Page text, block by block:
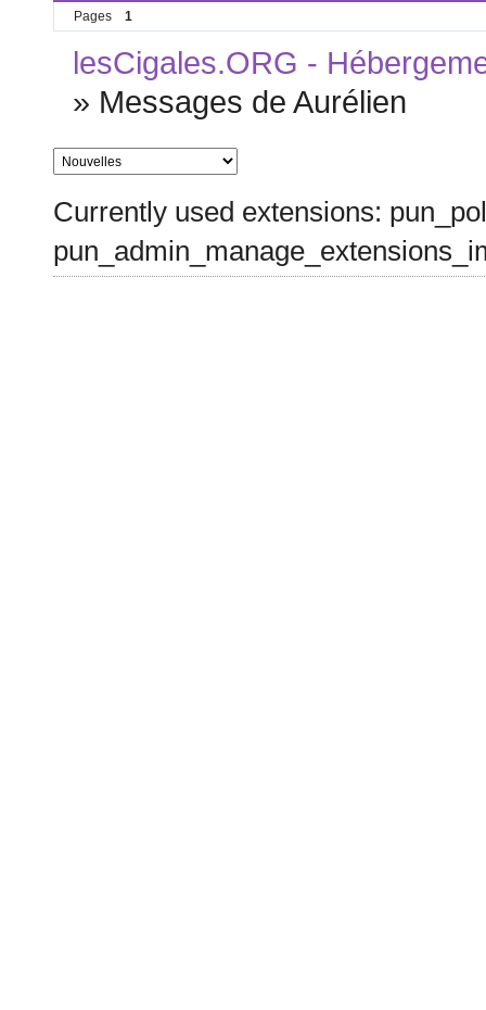
Pages 1
lesCigales.ORG -
» Messages de Aurélien
Currently used extensions: